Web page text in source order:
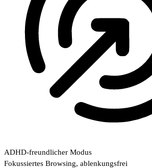
ADHD-freundlicher Modus
Fokussiertes Browsing, ablenkungsfrei